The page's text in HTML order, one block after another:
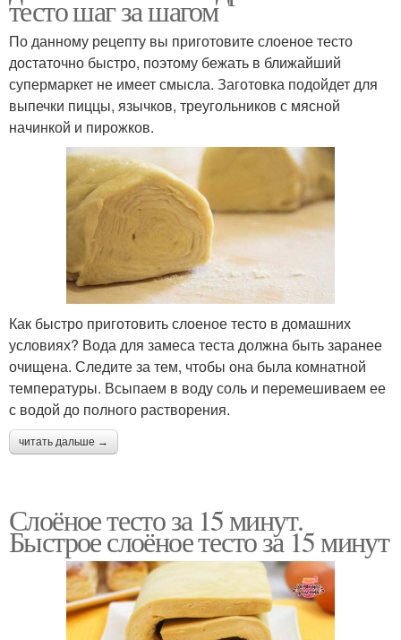
тесто шаг за шагом
По данному рецепту вы приготовите слоеное тесто
достаточно быстро, поэтому бежать в ближайший
супермаркет не имеет смысла. Заготовка подойдет для
выпечки пиццы, язычков, треугольников с мясной
начинкой и пирожков.
Как быстро приготовить слоеное тесто в домашних
условиях? Вода для замеса теста должна быть заранее
очищена. Следите за тем, чтобы она была комнатной
температуры. Всыпаем в воду соль и перемешиваем ее
с водой до полного растворения.
читать дальше →
Слоёное тесто за 15 минут.
Быстрое слоёное тесто за 15 минут